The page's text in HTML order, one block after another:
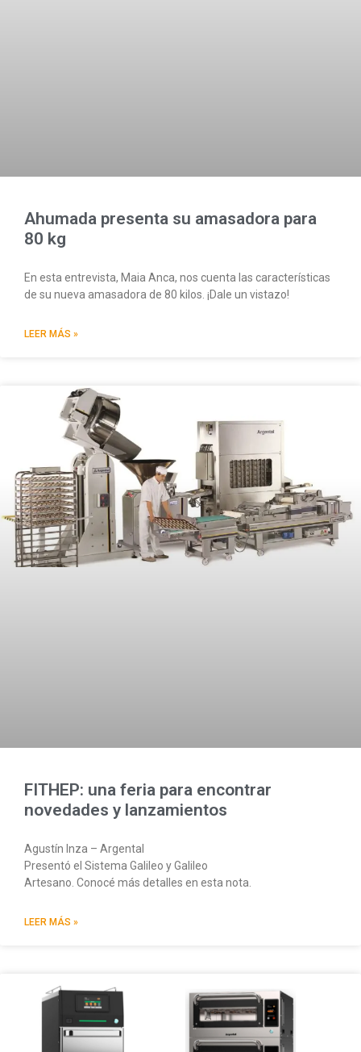
Ahumada presenta su amasadora para
80 kg
En esta entrevista, Maia Anca, nos cuenta las características
de su nueva amasadora de 80 kilos. ¡Dale un vistazo!
LEER MÁS »
FITHEP: una feria para encontrar
novedades y lanzamientos
Agustín Inza – Argental
Presentó el Sistema Galileo y Galileo
Artesano. Conocé más detalles en esta nota.
LEER MÁS »